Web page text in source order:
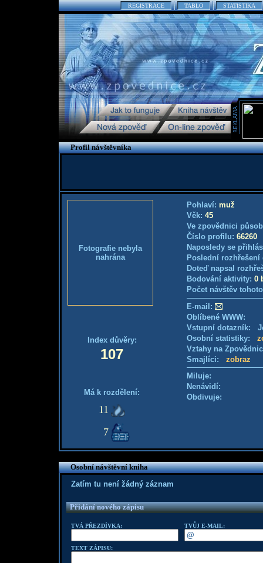
REGISTRACE TABLO STATISTIKA
Profil návštěvníka
Fotografie nebyla
nahrána
Index důvěry:
107
Má k rozdělení:
11
7
Pohlaví: muž
Věk: 45
Ve zpovědnici
Číslo profilu: 66260
Naposledy se
Poslední
Doteď napsal
Bodování aktivity: 0
Počet návštěv
E-mail:
Oblíbené WWW:
Vstupní dotazník:
Osobní statistiky:
Vztahy na
Smajlíci: zobraz
Miluje:
Nenávidí:
Obdivuje:
Osobní návštěvní kniha
Zatím tu není žádný záznam
Přidání nového zápisu
TVÁ PŘEZDÍVKA: TVŮJ E-MAIL:
TEXT ZÁPISU: